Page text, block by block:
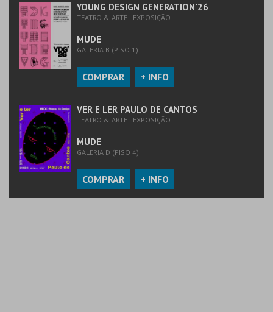
MAIS INFO
COMPRAR
MAIS INFO
YOUNG DESIGN GENERATION’26
TEATRO & ARTE | EXPOSIÇÃO
MUDE
GALERIA B (PISO 1)
COMPRAR + INFO
VER E LER PAULO DE CANTOS
TEATRO & ARTE | EXPOSIÇÃO
MUDE
GALERIA D (PISO 4)
COMPRAR + INFO